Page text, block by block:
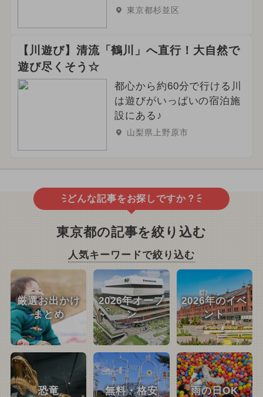
東京都杉並区
【川遊び】清流「鶴川」へ直行！大自然で
遊び尽くそう☆
都心から約60分で行ける川
は遊びがいっぱいの宿泊施
設にある♪
山梨県上野原市
どんな記事をお探しですか？
東京都の記事を絞り込む
人気キーワードで絞り込む
厳選お出かけ
まとめ
2026年オープ
ン
2026年のイベ
ント
恐竜 無料・格安 雨の日OK